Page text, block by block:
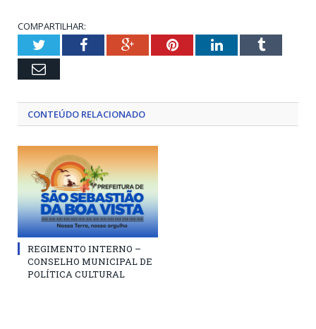
COMPARTILHAR:
TwitterFacebookGoogle+PinterestLinkedInTumblr
Email
CONTEÚDO RELACIONADO
REGIMENTO INTERNO –
CONSELHO MUNICIPAL DE
POLÍTICA CULTURAL